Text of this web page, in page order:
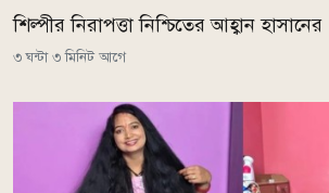
শিল্পীর নিরাপত্তা নিশ্চিতের আহ্বান হাসানের
৩ ঘন্টা ৩ মিনিট আগে